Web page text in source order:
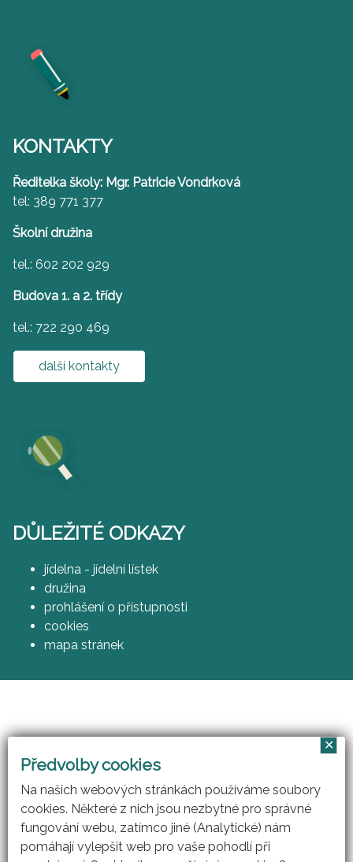
KONTAKTY
Ředitelka školy: Mgr. Patricie Vondrková
tel: 389 771 377
Školní družina
tel.: 602 202 929
Budova 1. a 2. třídy
tel.: 722 290 469
další kontakty
DŮLEŽITÉ ODKAZY
jídelna - jídelní lístek
družina
prohlášení o přístupnosti
cookies
mapa stránek
(CZ.1.07/1.3.00/51.0007)
Předvolby cookies
Na našich webových stránkách používáme soubory
cookies. Některé z nich jsou nezbytné pro správné
fungování webu, zatímco jiné (Analytické) nám
pomáhají vylepšit web pro vaše pohodlí při
✕